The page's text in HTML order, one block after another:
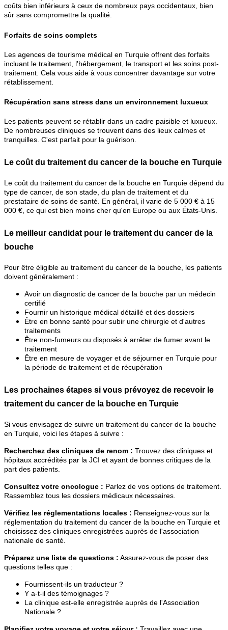
coûts bien inférieurs à ceux de nombreux pays occidentaux, bien
sûr sans compromettre la qualité.
Forfaits de soins complets
Les agences de tourisme médical en Turquie offrent des forfaits
incluant le traitement, l'hébergement, le transport et les soins post-
traitement. Cela vous aide à vous concentrer davantage sur votre
rétablissement.
Récupération sans stress dans un environnement luxueux
Les patients peuvent se rétablir dans un cadre paisible et luxueux.
De nombreuses cliniques se trouvent dans des lieux calmes et
tranquilles. C'est parfait pour la guérison.
Le coût du traitement du cancer de la bouche en Turquie
Le coût du traitement du cancer de la bouche en Turquie dépend du
type de cancer, de son stade, du plan de traitement et du
prestataire de soins de santé. En général, il varie de 5 000 € à 15
000 €, ce qui est bien moins cher qu'en Europe ou aux États-Unis.
Le meilleur candidat pour le traitement du cancer de la
bouche
Pour être éligible au traitement du cancer de la bouche, les patients
doivent généralement :
Avoir un diagnostic de cancer de la bouche par un médecin
certifié
Fournir un historique médical détaillé et des dossiers
Être en bonne santé pour subir une chirurgie et d'autres
traitements
Être non-fumeurs ou disposés à arrêter de fumer avant le
traitement
Être en mesure de voyager et de séjourner en Turquie pour
la période de traitement et de récupération
Les prochaines étapes si vous prévoyez de recevoir le
traitement du cancer de la bouche en Turquie
Si vous envisagez de suivre un traitement du cancer de la bouche
en Turquie, voici les étapes à suivre :
Recherchez des cliniques de renom : Trouvez des cliniques et
hôpitaux accrédités par la JCI et ayant de bonnes critiques de la
part des patients.
Consultez votre oncologue : Parlez de vos options de traitement.
Rassemblez tous les dossiers médicaux nécessaires.
Vérifiez les réglementations locales : Renseignez-vous sur la
réglementation du traitement du cancer de la bouche en Turquie et
choisissez des cliniques enregistrées auprès de l'association
nationale de santé.
Préparez une liste de questions : Assurez-vous de poser des
questions telles que :
Fournissent-ils un traducteur ?
Y a-t-il des témoignages ?
La clinique est-elle enregistrée auprès de l'Association
Nationale ?